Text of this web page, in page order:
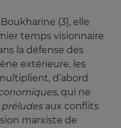
(3), elle
temps visionnaire
la défense des
extérieure, les
d’abord
, qui ne
préludesaux conflits
marxiste de